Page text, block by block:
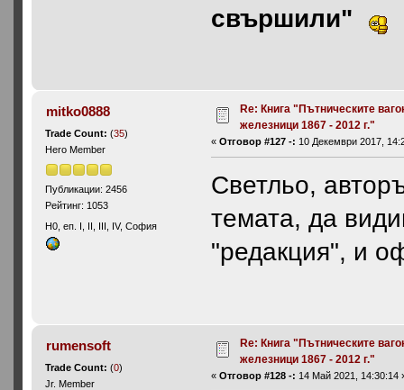
свършили"
mitko0888
Trade Count:(35)
Hero Member
Публикации: 2456
Рейтинг: 1053
H0, еп. I, II, III, IV, София
Re: Книга "Пътническите
железници 1867 - 2012 г."
«Отговор #127 -: 10 Декември 2017,
Светльо,
темата, да
"редакция", и
rumensoft
Trade Count:(0)
Jr. Member
Re: Книга "Пътническите
железници 1867 - 2012 г."
«Отговор #128 -: 14 Май 2021, 14:30:14